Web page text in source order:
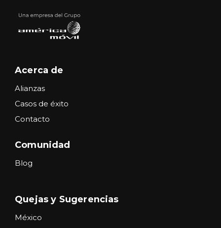
Acerca de
Alianzas
Casos de éxito
Contacto
Comunidad
Blog
Quejas y Sugerencias
México